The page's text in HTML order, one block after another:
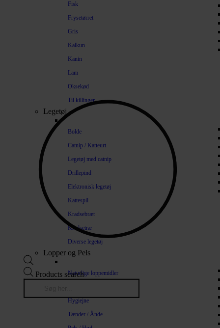
Fisk
Frysetørret
Gris
Kalkun
Kanin
Lam
Oksekød
Til killinger
Legetøj
Bolde
Catnip / Katteurt
Legetøj med catnip
Drillepind
Elektronisk legetøj
Kattespil
Kradsebræt
Kradsetræ
Diverse legetøj
Lopper og Pels
Naturlige loppemidler
Hygiejne
Tænder / Ånde
Products search